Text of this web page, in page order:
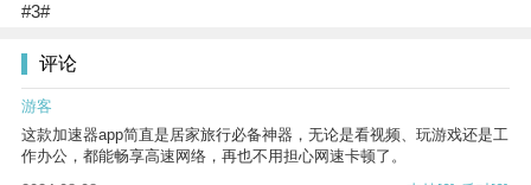
#3#
评论
游客
这款加速器app简直是居家旅行必备神器，无论是看视频、玩游戏还是工
作办公，都能畅享高速网络，再也不用担心网速卡顿了。